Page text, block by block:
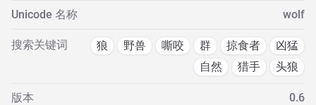
Unicode 名称 wolf
搜索关键词 狼 野兽 嘶咬 群 掠食者
凶猛
自然
猎手 头狼
版本 0.6